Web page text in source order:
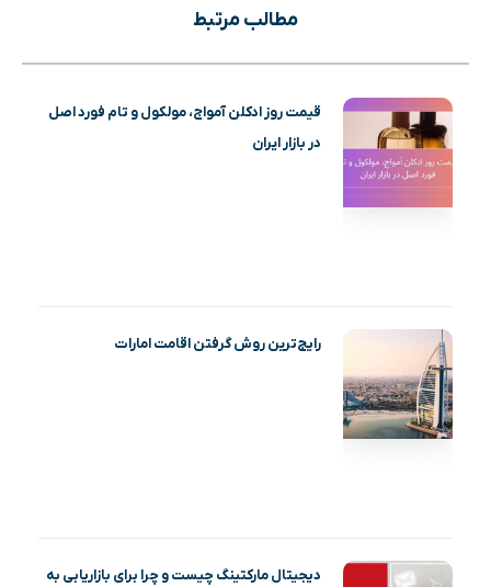
مطالب مرتبط
قیمت روز ادکلن آمواج، مولکول و تام فورد اصل
در بازار ایران
رایج‌ترین روش گرفتن اقامت امارات
دیجیتال مارکتینگ چیست و چرا برای بازاریابی به